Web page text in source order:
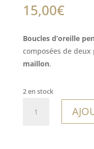
15,00€
Boucles d’oreille
composées de deux
maillon.
2 en stock